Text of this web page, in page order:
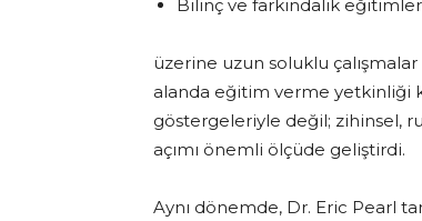
Bilinç ve farkındalık
üzerine uzun soluklu
alanda eğitim verme yetkinliği
göstergeleriyle değil; zihinsel,
açımı önemli ölçüde geliştirdi.
Aynı dönemde, Dr. Eric Pearl